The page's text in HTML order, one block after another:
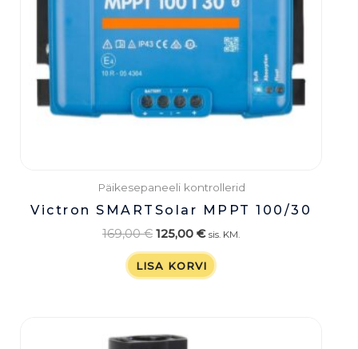
Päikesepaneeli kontrollerid
Victron SMARTSolar MPPT 100/30
169,00€ 125,00 € sis. KM.
LISA KORVI